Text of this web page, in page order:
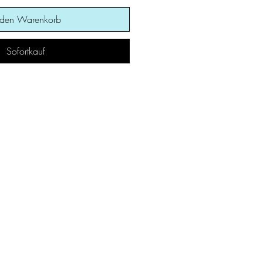
Warenkorb
Sofortkauf